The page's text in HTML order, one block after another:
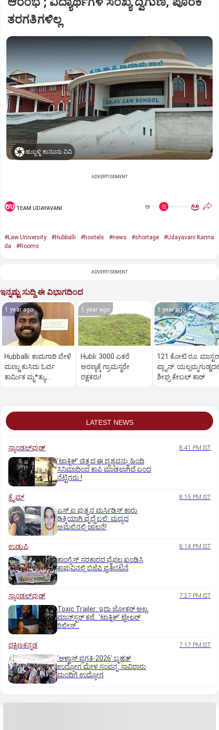
ತರಗತಿಗಳಿಲ್ಲ
ಹುಬ್ಬಳ್ಳಿ ಕಾನೂನು ವಿವಿ
ADVERTISEMENT
TEAM UDAYAVANI ಅ ಅ
#Law University #Hubballi #hostels #news #shortage
#Udayavani Kanna
da
#Rooms
ADVERTISEMENT
ಇನ್ನಷ್ಟು ಸುದ್ದಿ ಈ ವಿಭಾಗದಿಂದ
1 year ago
Hubballi: ಕಾಮಗಾರಿ ವೇಳೆ
ಮಣ್ಣು ಕುಸಿದು ಓರ್ವ
ಕಾರ್ಮಿಕ ಮೃ*ತ್ಯು,
1 year ago
Hubli: 3000 ಎಕರೆ
ಅರಣ್ಯಕ್ಕೆ ಗ್ರಾಮಸ್ಥರೇ
ರಕ್ಷಕರು!
1 year ago
121 ಕೋಟಿ ರೂ.
‌ಪ್ಲ್ಯಾನ್:
ಶೀಘ್ರ ಕೇಬಲ್‌ ಕಾರ್‌
LATEST NEWS
ಸ್ಯಾಂಡಲ್‌ವುಡ್‌ 8:41 PM IST
ʼಟಾಕ್ಸಿಕ್‌ʼ ಚಿತ್ರದ ಈ ದೃಶ್ಯವನ್ನು ಹಿಂದಿ
ಸಿನಿಮಾದಿಂದ ಕಾಪಿ ಮಾಡಲಾಗಿದೆ ಎಂದ
ನೆಟ್ಟಿಗರು.!
ಕ್ರೈಮ್ 8:15 PM IST
ಎಸ್ ಐ ಪುತ್ರನ ಮರ್ಸಿಡಿಸ್‌ ಕಾರು
ಢಿಕ್ಕಿಯಾಗಿ ವೃದ್ಧೆ ಬಲಿ: ಮದ್ಯದ
ಅಮಲಿನಲ್ಲಿ ಚಾಲನೆ!
ಉಡುಪಿ 8:14 PM IST
ಕಾಂಗ್ರೆಸ್ ಸರಕಾರದ ವೈಫಲ್ಯ ಖಂಡಿಸಿ
ಕಾಪುವಿನಲ್ಲಿ ಬಿಜೆಪಿ ಪ್ರತಿಭಟನೆ
ಸ್ಯಾಂಡಲ್‌ವುಡ್‌ 7:27 PM IST
Toxic Trailer: ಇದು ಜೋಕರ್‌ ಅಲ್ಲ,
ಮಾನ್‌ಸ್ಟರ್‌ ಕಥೆ.. ʼಟಾಕ್ಸಿಕ್‌ʼ ಟ್ರೇಲರ್‌
ರಿಲೀಸ್..
ದಕ್ಷಿಣಕನ್ನಡ 7:17 PM IST
'ಆಳ್ವಾಸ್‌ ಪ್ರಗತಿ-2026' ಬೃಹತ್
ಉದ್ಯೋಗ ಮೇಳ ಸಂಪನ್ನ: ಸಾವಿರಾರು
ಮಂದಿಗೆ ಉದ್ಯೋಗ